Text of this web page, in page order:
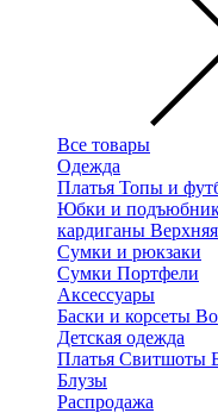
Все товары
Одежда
Платья Топы и
Юбки и
кардиганы
Сумки и рюкзаки
Сумки Портфели
Аксессуары
Баски и корсеты
Детская одежда
Платья Свитшоты
Блузы
Распродажа